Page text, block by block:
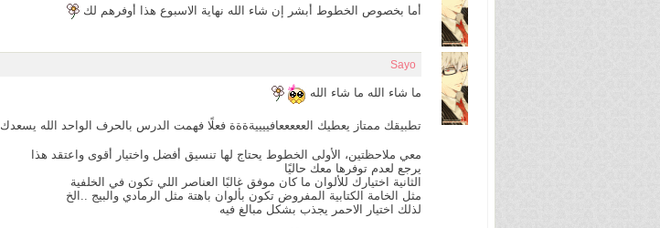
أما بخصوص الخطوط أبشر إن شاء الله نهاية الاسبوع هذا أوفرهم لك
Sayo
ما شاء الله ما شاء الله
تطبيقك ممتاز يعطيك العععععافييييةةةة فعلًا فهمت الدرس بالحرف الواحد الله يسعدك
معي ملاحظتين، الأولى الخطوط يحتاج لها تنسيق أفضل واختيار أقوى واعتقد هذا
يرجع لعدم توفرها معك حاليًا
الثانية اختيارك للألوان ما كان موفق غالبًا العناصر اللي تكون في الخلفية
مثل الخامة الكتابية المفروض تكون بألوان باهتة مثل الرمادي والبيج ..الخ
لذلك اختيار الاحمر يجذب بشكل مبالغ فيه